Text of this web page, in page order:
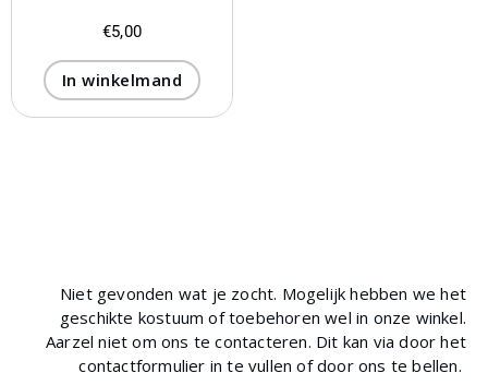
€5,00
In winkelmand
Niet gevonden wat je zocht. Mogelijk hebben we het
geschikte kostuum of toebehoren wel in onze winkel.
Aarzel niet om ons te contacteren. Dit kan via door het
contactformulier in te vullen of door ons te bellen.